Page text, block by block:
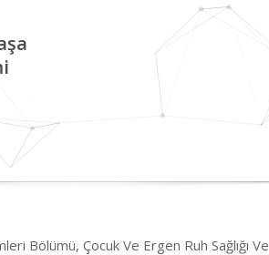
Bölümü, Çocuk Ve Ergen Ruh Sağlığı